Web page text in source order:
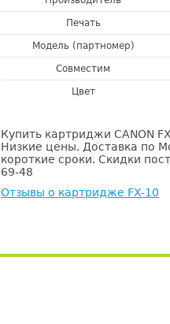
Печать
Модель (партномер)
Совместим
Цвет
Купить картриджи CANON
Низкие цены. Доставка по
короткие сроки. Скидки
69-48
Отзывы о картридже FX-10